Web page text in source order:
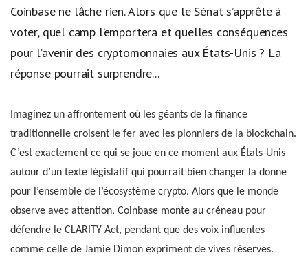
Coinbase ne lâche rien. Alors que le Sénat s’apprête à
voter, quel camp l’emportera et quelles conséquences
pour l’avenir des cryptomonnaies aux États-Unis ? La
réponse pourrait surprendre...
Imaginez un affrontement où les géants de la finance
traditionnelle croisent le fer avec les pionniers de la blockchain.
C’est exactement ce qui se joue en ce moment aux États-Unis
autour d’un texte législatif qui pourrait bien changer la donne
pour l’ensemble de l’écosystème crypto. Alors que le monde
observe avec attention, Coinbase monte au créneau pour
défendre le CLARITY Act, pendant que des voix influentes
comme celle de Jamie Dimon expriment de vives réserves.